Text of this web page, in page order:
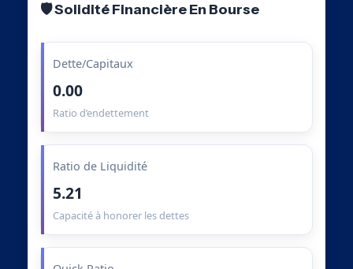
🛡️ Solidité Financière En Bourse
Dette/Capitaux
0.00
Ratio d’endettement
Ratio de Liquidité
5.21
Capacité à honorer les dettes